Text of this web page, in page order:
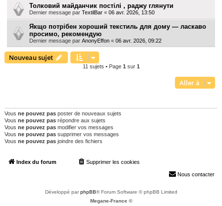
Толковий майданчик постілі , раджу глянути
Dernier message par TextilBar « 06 avr. 2026, 13:50
Якщо потрібен хороший текстиль для дому — ласкаво
просимо, рекомендую
Dernier message par AnonyEffon « 06 avr. 2026, 09:22
Nouveau sujet
11 sujets • Page 1 sur 1
Aller à
Vous ne pouvez pas poster de nouveaux sujets
Vous ne pouvez pas répondre aux sujets
Vous ne pouvez pas modifier vos messages
Vous ne pouvez pas supprimer vos messages
Vous ne pouvez pas joindre des fichiers
Index du forum Supprimer les cookies
Nous contacter
Développé parphpBB® Forum Software © phpBB Limited
Megane-France ©